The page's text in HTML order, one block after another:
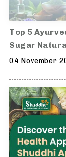
Top 5
Sugar
04 November